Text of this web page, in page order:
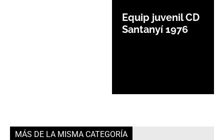
Equip juvenil CD
Santanyí 1976
MÁS DE LA MISMA CATEGORÍA